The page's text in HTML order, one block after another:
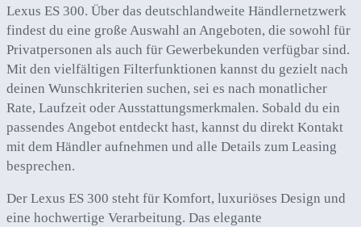
Lexus ES 300. Über das deutschlandweite Händlernetzwerk
findest du eine große Auswahl an Angeboten, die sowohl für
Privatpersonen als auch für Gewerbekunden verfügbar sind.
Mit den vielfältigen Filterfunktionen kannst du gezielt nach
deinen Wunschkriterien suchen, sei es nach monatlicher
Rate, Laufzeit oder Ausstattungsmerkmalen. Sobald du ein
passendes Angebot entdeckt hast, kannst du direkt Kontakt
mit dem Händler aufnehmen und alle Details zum Leasing
besprechen.
Der Lexus ES 300 steht für Komfort, luxuriöses Design und
eine hochwertige Verarbeitung. Das elegante